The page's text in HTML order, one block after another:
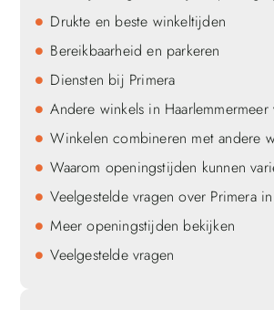
Drukte en beste winkeltijden
Bereikbaarheid en parkeren
Diensten bij Primera
Winkelen combineren met andere
Waarom openingstijden kunnen
Meer openingstijden bekijken
Veelgestelde vragen